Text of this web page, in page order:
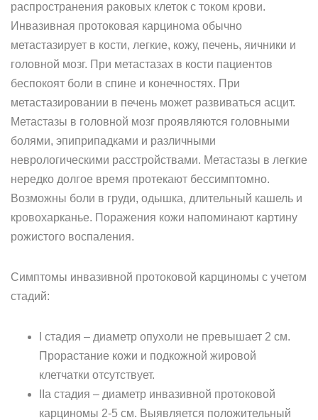
распространения раковых клеток с током крови.
Инвазивная протоковая карцинома обычно
метастазирует в кости, легкие, кожу, печень, яичники и
головной мозг. При метастазах в кости пациентов
беспокоят боли в спине и конечностях. При
метастазировании в печень может развиваться асцит.
Метастазы в головной мозг проявляются головными
болями, эпиприпадками и различными
неврологическими расстройствами. Метастазы в легкие
нередко долгое время протекают бессимптомно.
Возможны боли в груди, одышка, длительный кашель и
кровохарканье. Поражения кожи напоминают картину
рожистого воспаления.
Симптомы инвазивной протоковой карциномы с учетом
стадий:
I стадия – диаметр опухоли не превышает 2 см.
Прорастание кожи и подкожной жировой
клетчатки отсутствует.
IIа стадия – диаметр инвазивной протоковой
карциномы 2-5 см. Выявляется положительный